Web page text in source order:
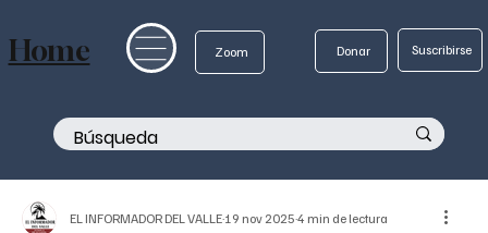
Zoom Donar Suscribirse
Home
EL INFORMADOR DEL VALLE 19 nov 2025 4 min de lectura